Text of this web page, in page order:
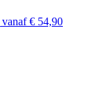
vanaf € 54,90